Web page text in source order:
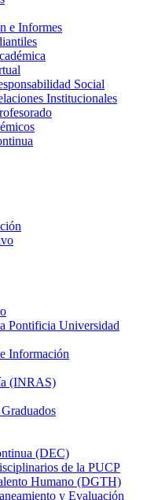
e Informes
Social
Institucionales
Pontificia Universidad
Información
(INRAS)
(DEC)
de la PUCP
Humano (DGTH)
y Evaluación